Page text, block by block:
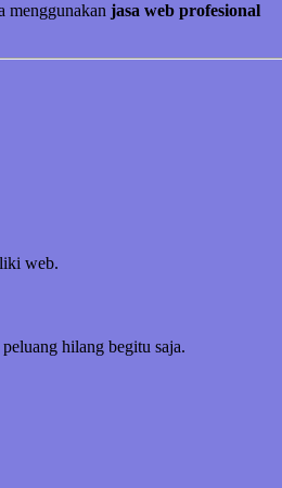
menggunakan jasa web profesional
web.
hilang begitu saja.